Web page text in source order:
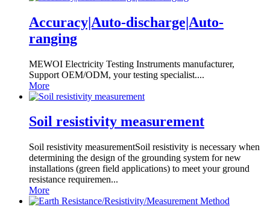
Accuracy|Auto-discharge|Auto-
ranging
MEWOI Electricity Testing Instruments manufacturer,
Support OEM/ODM, your testing specialist....
More
Soil resistivity measurement
Soil resistivity measurementSoil resistivity is necessary when
determining the design of the grounding system for new
installations (green field applications) to meet your ground
resistance requiremen...
More